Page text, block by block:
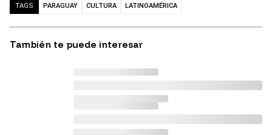
TAGS PARAGUAY CULTURA LATINOAMÉRICA
También te puede interesar